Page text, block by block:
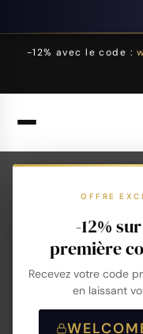
-12% avec le code :
OFFRE
-12%
première
Recevez votre code
en laissant